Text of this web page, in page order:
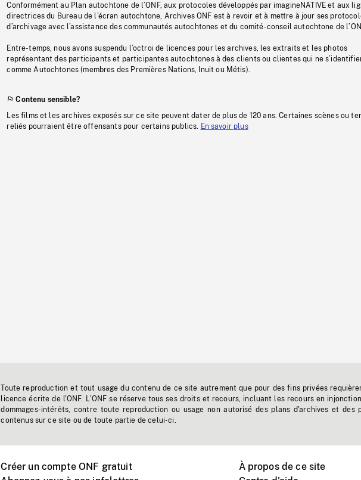
Conformément au Plan autochtone de l’ONF, aux protocoles développés par imagineNATIVE et aux
directrices du Bureau de l’écran autochtone, Archives ONF est à revoir et à mettre à jour ses
d’archivage avec l’assistance des communautés autochtones et du comité-conseil autochtone de
Entre-temps, nous avons suspendu l’octroi de licences pour les archives, les extraits et les photos
représentant des participants et participantes autochtones à des clients ou clientes qui ne
comme Autochtones (membres des Premières Nations, Inuit ou Métis).
Contenu sensible?
Les films et les archives exposés sur ce site peuvent dater de plus de 120 ans. Certaines scènes ou
reliés pourraient être offensants pour certains publics.
En savoir plus
Toute reproduction et tout usage du contenu de ce site autrement que pour des fins privées
licence écrite de l'ONF. L'ONF se réserve tous ses droits et recours, incluant les recours en
dommages-intérêts, contre toute reproduction ou usage non autorisé des plans d'archives et des
contenus sur ce site ou de toute partie de celui-ci.
Créer un compte ONF gratuit
À propos de ce site